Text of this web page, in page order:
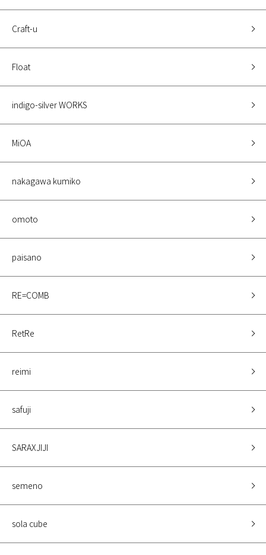
Craft-u
Float
indigo-silver WORKS
MiOA
nakagawa kumiko
omoto
paisano
RE=COMB
RetRe
reimi
safuji
SARAXJIJI
semeno
sola cube